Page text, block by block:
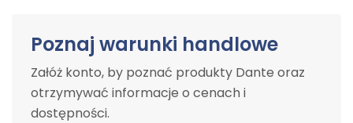
Poznaj warunki handlowe
Załóż konto, by poznać produkty Dante oraz
otrzymywać informacje o cenach i
dostępności.